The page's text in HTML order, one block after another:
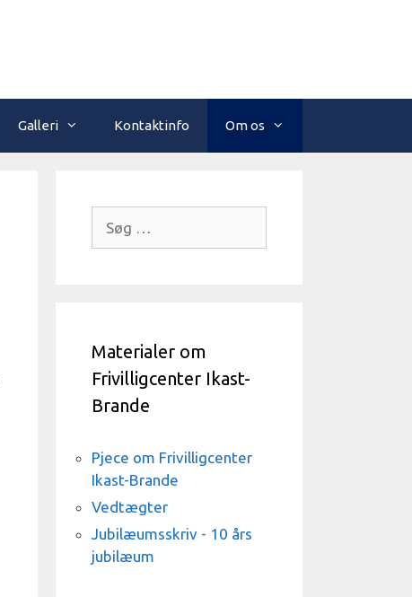
Galleri Kontaktinfo Om os
efter:
Materialer om
Frivilligcenter Ikast-
Brande
Pjece om Frivilligcenter
Ikast-Brande
Vedtægter
Jubilæumsskriv - 10 års
jubilæum